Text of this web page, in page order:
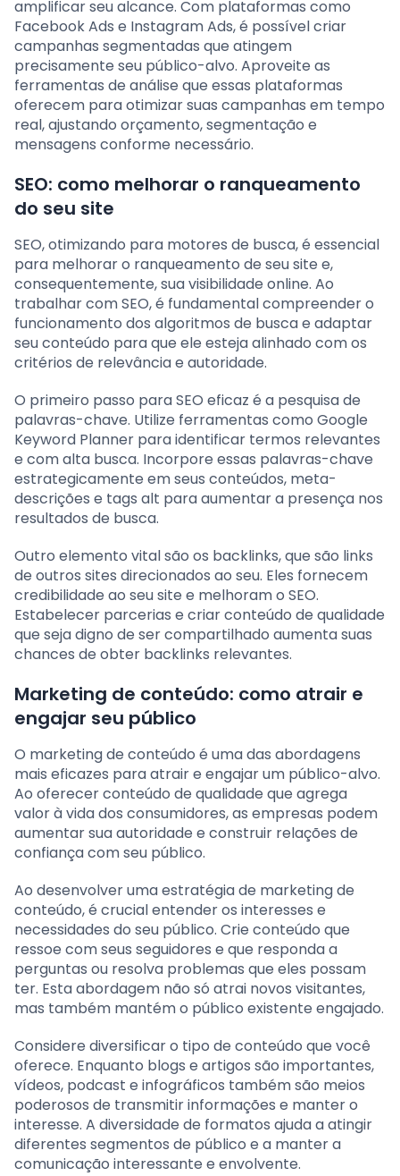
amplificar seu alcance. Com plataformas como
Facebook Ads e Instagram Ads, é possível criar
campanhas segmentadas que atingem
precisamente seu público-alvo. Aproveite as
ferramentas de análise que essas plataformas
oferecem para otimizar suas campanhas em tempo
real, ajustando orçamento, segmentação e
mensagens conforme necessário.
SEO: como melhorar o ranqueamento
do seu site
SEO, otimizando para motores de busca, é essencial
para melhorar o ranqueamento de seu site e,
consequentemente, sua visibilidade online. Ao
trabalhar com SEO, é fundamental compreender o
funcionamento dos algoritmos de busca e adaptar
seu conteúdo para que ele esteja alinhado com os
critérios de relevância e autoridade.
O primeiro passo para SEO eficaz é a pesquisa de
palavras-chave. Utilize ferramentas como Google
Keyword Planner para identificar termos relevantes
e com alta busca. Incorpore essas palavras-chave
estrategicamente em seus conteúdos, meta-
descrições e tags alt para aumentar a presença nos
resultados de busca.
Outro elemento vital são os backlinks, que são links
de outros sites direcionados ao seu. Eles fornecem
credibilidade ao seu site e melhoram o SEO.
Estabelecer parcerias e criar conteúdo de qualidade
que seja digno de ser compartilhado aumenta suas
chances de obter backlinks relevantes.
Marketing de conteúdo: como atrair e
engajar seu público
O marketing de conteúdo é uma das abordagens
mais eficazes para atrair e engajar um público-alvo.
Ao oferecer conteúdo de qualidade que agrega
valor à vida dos consumidores, as empresas podem
aumentar sua autoridade e construir relações de
confiança com seu público.
Ao desenvolver uma estratégia de marketing de
conteúdo, é crucial entender os interesses e
necessidades do seu público. Crie conteúdo que
ressoe com seus seguidores e que responda a
perguntas ou resolva problemas que eles possam
ter. Esta abordagem não só atrai novos visitantes,
mas também mantém o público existente engajado.
Considere diversificar o tipo de conteúdo que você
oferece. Enquanto blogs e artigos são importantes,
vídeos, podcast e infográficos também são meios
poderosos de transmitir informações e manter o
interesse. A diversidade de formatos ajuda a atingir
diferentes segmentos de público e a manter a
comunicação interessante e envolvente.